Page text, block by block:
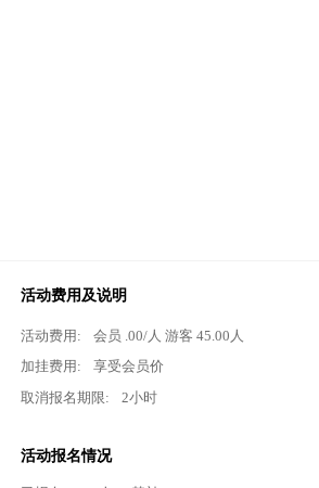
活动费用及说明
活动费用: 会员 .00/人 游客45.00 人
加挂费用:
享受会员价
取消报名期限:
2小时
活动报名情况